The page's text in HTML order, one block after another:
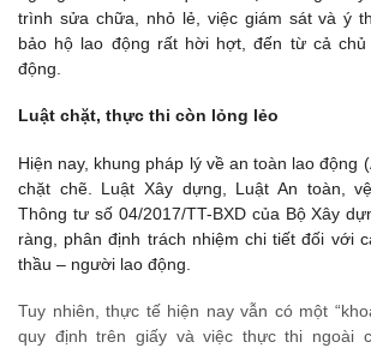
trình sửa chữa, nhỏ lẻ, việc giám sát và ý
bảo hộ lao động rất hời hợt, đến từ cả
động.
Luật chặt, thực thi còn lỏng lẻo
Hiện nay, khung pháp lý về an toàn lao động
chặt chẽ. Luật Xây dựng, Luật An toàn,
Thông tư số 04/2017/TT-BXD của Bộ Xây
ràng, phân định trách nhiệm chi tiết đối với
thầu – người lao động.
Tuy nhiên, thực tế hiện nay vẫn có một
quy định trên giấy và việc thực thi ngoài